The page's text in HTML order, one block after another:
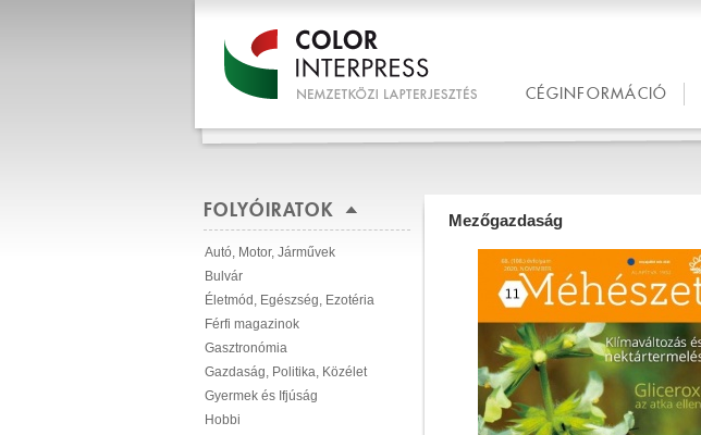
CÉGINFORMÁCIÓ
FOLYÓIRATOK
Autó, Motor, Járművek
Bulvár
Életmód, Egészség, Ezotéria
Férfi magazinok
Gasztronómia
Gazdaság, Politika, Közélet
Gyermek és Ifjúság
Hobbi
Mezőgazdaság